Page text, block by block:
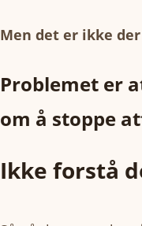
Men det er ikke
Problemet er
om å stoppe
Ikke forstå